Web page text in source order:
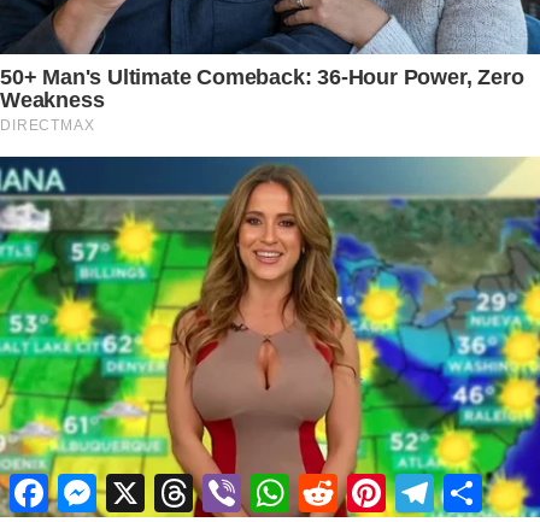
FacebookMessenger
X ThreadsViber WhatsApp
RedditPinterestTelegram
Share